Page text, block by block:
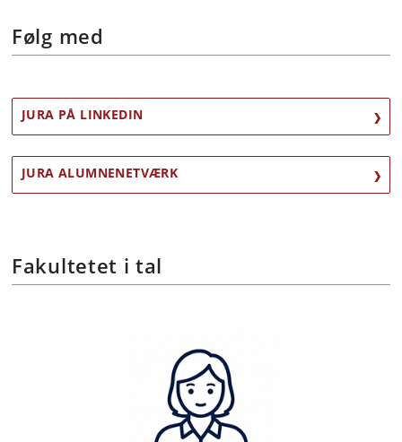
Følg med
JURA PÅ LINKEDIN
JURA ALUMNENETVÆRK
Fakultetet i tal